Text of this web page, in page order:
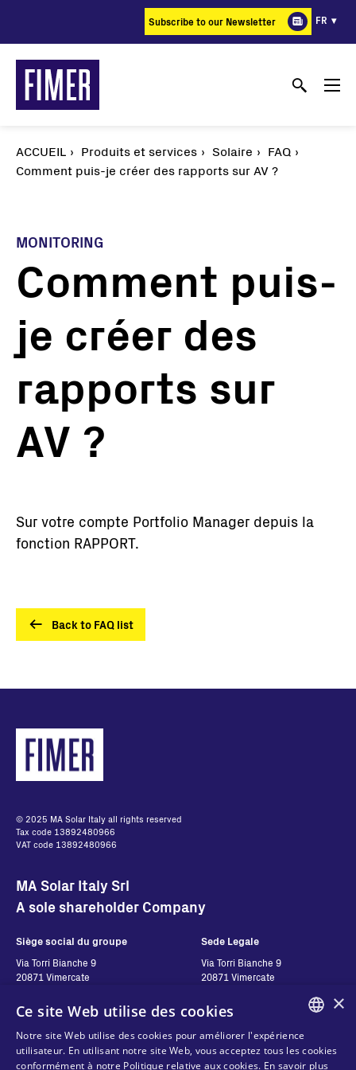
principal
Subscribe to our Newsletter FR
ACCUEIL Produits et services Solaire
FAQ
Comment puis-je créer des rapports sur AV ?
MONITORING
Comment puis-
je créer des
rapports sur
AV ?
Sur votre compte Portfolio Manager depuis la
fonction RAPPORT.
Back to FAQ list
© 2025 MA Solar Italy all rights reserved
Tax code 13892480966
VAT code 13892480966
MA Solar Italy Srl
A sole shareholder Company
Siège social du groupe
Via Torri Bianche 9
20871 Vimercate
Via San Giorgio 642
52028, Terranuova Bracciolini (AR)
Sede Legale
Via Torri Bianche 9
20871 Vimercate
ENGLISH
×
Ce site Web utilise des cookies
Notre site Web utilise des cookies pour améliorer l'expérience
utilisateur. En utilisant notre site Web, vous acceptez tous les cookies
conformément à notre Politique relative aux cookies. En savoir plus